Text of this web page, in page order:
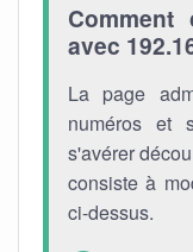
avec
La page
numéros et
s'avérer
consiste à
ci-dessus.